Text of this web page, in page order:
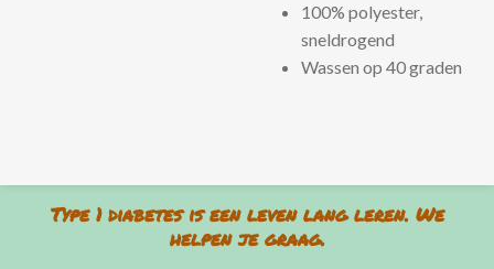
100% polyester,
sneldrogend
Wassen op 40 graden
Type 1 diabetes is een leven lang leren. We
helpen je graag.